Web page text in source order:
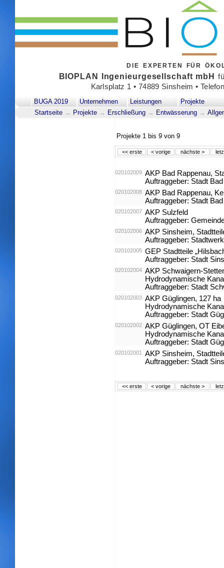
DIE EXPERTEN FÜR
BIOPLAN Ingenieurgesellschaft mbH
Karlsplatz 1 • 74889 Sinsheim •
BUGA 2019 Unternehmen Leistungen
Projekte
Startseite → Projekte → Erschließung → Entwässerung →
Projekte 1 bis 9 von 9
<< erste < vorige nächste >
020102009 AKP Bad Rappenau,
Auftraggeber: Stadt
020102008 AKP Bad Rappenau,
Auftraggeber: Stadt
020102007 AKP Sulzfeld
Auftraggeber:
020102006 AKP Sinsheim,
Auftraggeber:
020102005 GEP Stadtteile
Auftraggeber: Stadt
020102004 AKP Schwaigern-
Hydrodynamische
Auftraggeber: Stadt
020102003 AKP Güglingen, 127 ha
Hydrodynamische
Auftraggeber: Stadt
020102002 AKP Güglingen, OT
Hydrodynamische
Auftraggeber: Stadt
020102001
AKP Sinsheim,
Auftraggeber: Stadt
<< erste < vorige nächste >